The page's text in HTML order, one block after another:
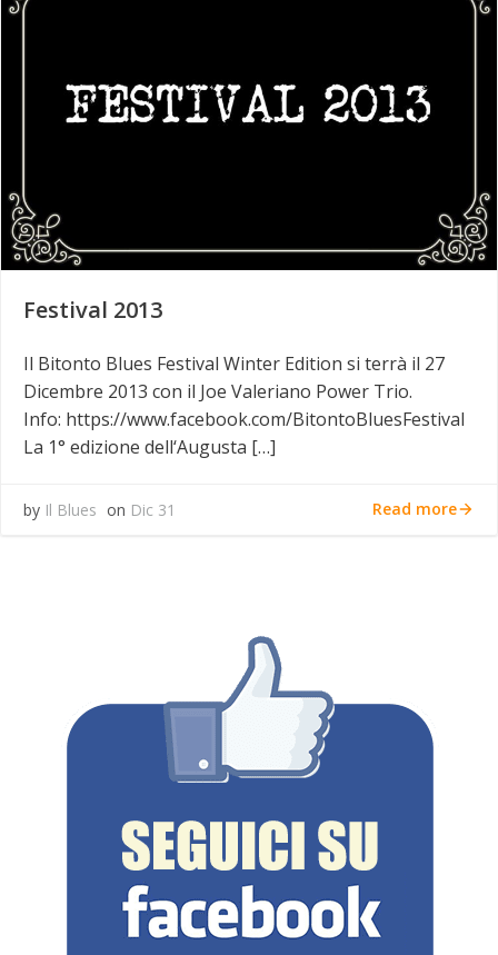
Festival 2013
Il Bitonto Blues Festival Winter Edition si terrà il 27
Dicembre 2013 con il Joe Valeriano Power Trio.
Info: https://www.facebook.com/BitontoBluesFestival
La 1° edizione dell‘Augusta […]
by Il Blues on Dic 31 Read more